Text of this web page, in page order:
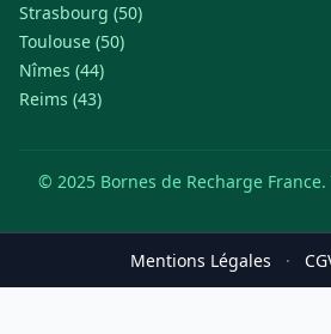
Strasbourg (50)
Toulouse (50)
Nîmes (44)
Reims (43)
© 2025 Bornes de Recharge
Mentions Légales ·